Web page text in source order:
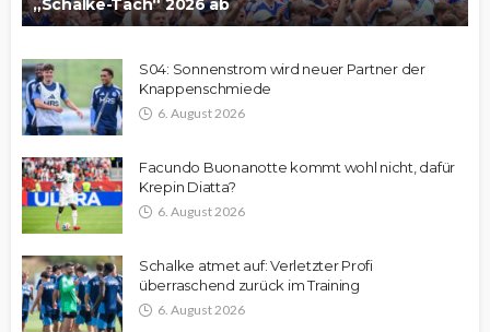
„Schalke-Tach“ 2026 ab
S04: Sonnenstrom wird neuer Partner der
Knappenschmiede
6. August 2026
Facundo Buonanotte kommt wohl nicht, dafür
Krepin Diatta?
6. August 2026
Schalke atmet auf: Verletzter Profi
überraschend zurück im Training
6. August 2026